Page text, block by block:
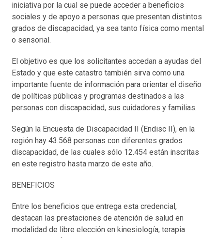
iniciativa por la cual se puede acceder a beneficios
sociales y de apoyo a personas que presentan distintos
grados de discapacidad, ya sea tanto física como mental
o sensorial.
El objetivo es que los solicitantes accedan a ayudas del
Estado y que este catastro también sirva como una
importante fuente de información para orientar el diseño
de políticas públicas y programas destinados a las
personas con discapacidad, sus cuidadores y familias.
Según la Encuesta de Discapacidad II (Endisc II), en la
región hay 43.568 personas con diferentes grados
discapacidad, de las cuales sólo 12.454 están inscritas
en este registro hasta marzo de este año.
BENEFICIOS
Entre los beneficios que entrega esta credencial,
destacan las prestaciones de atención de salud en
modalidad de libre elección en kinesiología, terapia